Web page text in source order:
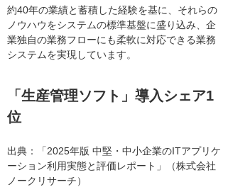
約40年の業績と蓄積した経験を基に、それらの
ノウハウをシステムの標準基盤に盛り込み、企
業独自の業務フローにも柔軟に対応できる業務
システムを実現しています。
「生産管理ソフト」導入シェア1
位
出典：「2025年版 中堅・中小企業のITアプリケ
ーション利用実態と評価レポート」（株式会社
ノークリサーチ）